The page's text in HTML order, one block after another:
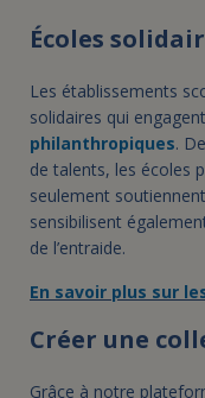
Écoles
Les établissements
solidaires qui
philanthropiques.
de talents, les écoles
seulement
sensibilisent
de l’entraide.
En savoir plus sur
Créer une
Grâce à notre